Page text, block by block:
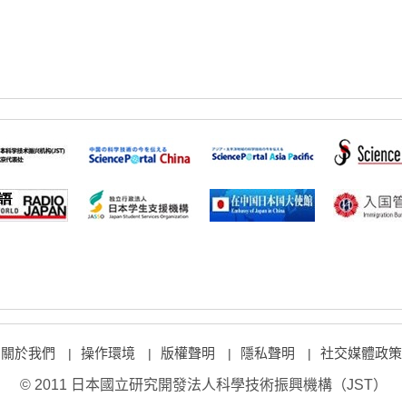
關於我們 | 操作環境 | 版權聲明 | 隱私聲明 | 社交媒體政策
© 2011 日本國立研究開發法人科學技術振興機構（JST）